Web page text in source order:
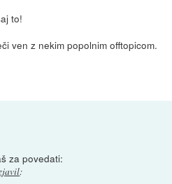
to!
ven z nekim popolnim offtopicom.
za povedati:
: